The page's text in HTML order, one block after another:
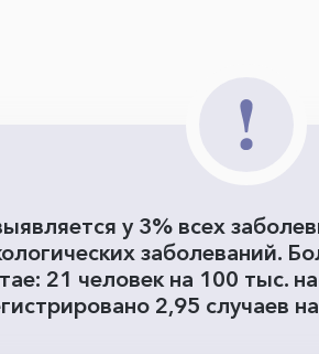
у 3% всех
заболеваний.
21 человек на 100 тыс.
2,95 случаев